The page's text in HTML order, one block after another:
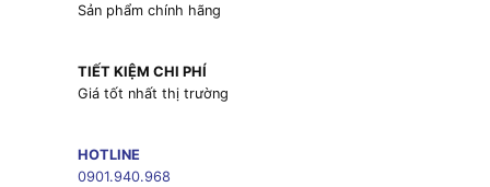
Sản phẩm chính hãng
TIẾT KIỆM CHI PHÍ
Giá tốt nhất thị trường
HOTLINE
0901.940.968